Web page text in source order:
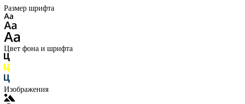
Размер шрифта
Цвет фона и шрифта
Изображения